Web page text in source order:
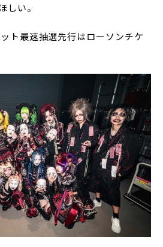
しい。
ト最速抽選先行はローソンチケ